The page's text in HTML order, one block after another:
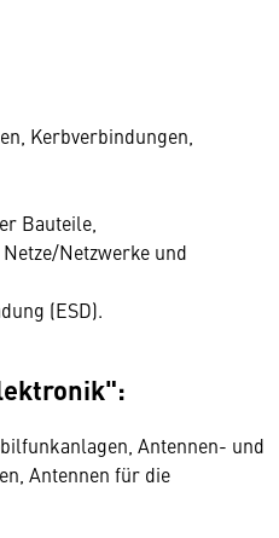
Kerbverbindungen,
Bauteile,
Netzwerke und
(ESD).
Antennen- und
Antennen für die